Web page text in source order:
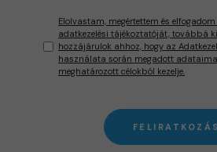
Elolvastam, megértettem és
adatkezelési tájékoztatóját, továbbá
hozzájárulok ahhoz, hogy az
használata során megadott
meghatározott célokból kezelje.
FELIRATKOZÁS